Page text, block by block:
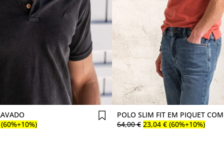
Comprar agora
(60%+10%)
Comprar agora
POLO SLIM FIT EM PIQUET
64,00 € 23,04 € (60%+10%)